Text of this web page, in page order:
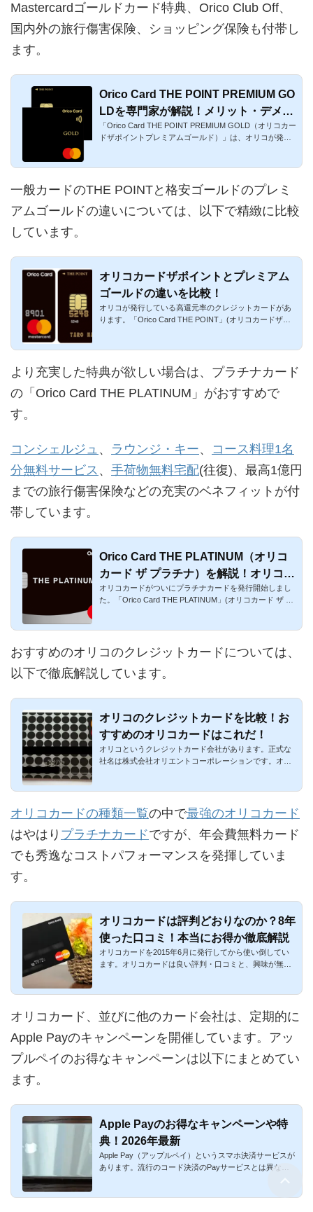
Mastercardゴールドカード特典、Orico Club Off、
国内外の旅行傷害保険、ショッピング保険も付帯し
ます。
Orico Card THE POINT PREMIUM GO
LDを専門家が解説！メリット・デメリ
ットまとめ
「Orico Card THE POINT PREMIUM GOLD（オリコカー
ドザポイントプレミアムゴールド）」は、オリコが発行
一般カードのTHE POINTと格安ゴールドのプレミ
アムゴールドの違いについては、以下で精緻に比較
しています。
オリコカードザポイントとプレミアム
ゴールドの違いを比較！
オリコが発行している高還元率のクレジットカードがあ
ります。「Orico Card THE POINT」(オリコカードザポ
より充実した特典が欲しい場合は、プラチナカード
の「Orico Card THE PLATINUM」がおすすめで
す。
コンシェルジュ 、 ラウンジ・キー、 コース料理1名
分無料サービス 、 手荷物無料宅配(往復)、最高1億円
までの旅行傷害保険などの充実のベネフィットが付
帯しています。
Orico Card THE PLATINUM（オリコ
カード ザ プラチナ）を解説！オリコの
プラチナカード
オリコカードがついにプラチナカードを発行開始しまし
た。「Orico Card THE PLATINUM」(オリコカード ザ プ
おすすめのオリコのクレジットカードについては、
以下で徹底解説しています。
オリコのクレジットカードを比較！お
すすめのオリコカードはこれだ！
オリコというクレジットカード会社があります。正式な
社名は株式会社オリエントコーポレーションです。オリ
オリコカードの種類一覧の中で最強のオリコカード
はやはり プラチナカードですが、年会費無料カード
でも秀逸なコストパフォーマンスを発揮していま
す。
オリコカードは評判どおりなのか？8年
使った口コミ！本当にお得か徹底解説
オリコカードを2015年6月に発行してから使い倒してい
ます。オリコカードは良い評判・口コミと、興味が無い
オリコカード、並びに他のカード会社は、定期的に
Apple Payのキャンペーンを開催しています。アッ
プルペイのお得なキャンペーンは以下にまとめてい
ます。
Apple Payのお得なキャンペーンや特
典！2026年最新
Apple Pay（アップルペイ）というスマホ決済サービスが
あります。流行のコード決済のPayサービスとは異な